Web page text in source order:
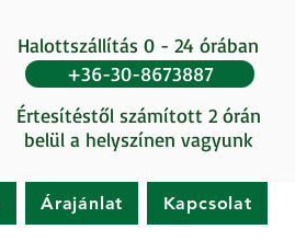
Halottszállítás 0 - 24 órában
Értesítéstől számított 2 órán
belül a helyszínen vagyunk
+36-30-8673887
Árajánlat Kapcsolat